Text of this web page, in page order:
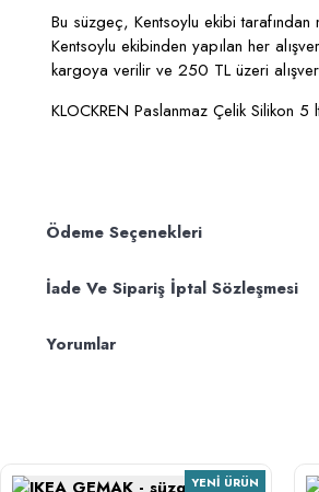
Bu süzgeç, Kentsoylu ekibi tarafından
Kentsoylu ekibinden yapılan her
kargoya verilir ve 250 TL üzeri
KLOCKREN Paslanmaz Çelik Silikon
Ödeme Seçenekleri
İade Ve Sipariş İptal Sözleşmesi
Yorumlar
YENI ÜRÜN